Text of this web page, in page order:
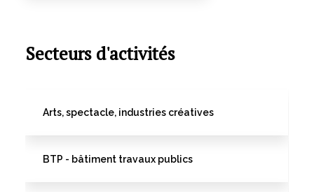
Secteurs d'activités
Arts, spectacle, industries créatives
BTP - bâtiment travaux publics